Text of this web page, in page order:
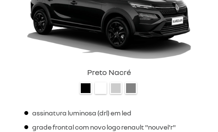
Preto Nacré
assinatura luminosa (drl) em led
grade frontal com novo logo renault "nouvel'r"